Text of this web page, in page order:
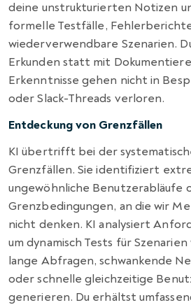
deine unstrukturierten Notizen
formelle Testfälle,
wiederverwendbare Szenarien.
Erkunden statt mit
Erkenntnisse gehen nicht in
oder Slack-Threads verloren.
Entdeckung von Grenzfällen
KI übertrifft bei der
Grenzfällen. Sie identifiziert
ungewöhnliche Benutzerabläufe
Grenzbedingungen, an die wir
nicht denken. KI analysiert
um dynamisch Tests für
lange Abfragen, schwankende
oder schnelle gleichzeitige
generieren. Du erhältst